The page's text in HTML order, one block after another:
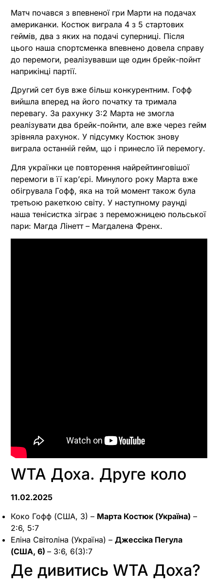
Матч почався з впевненої гри Марти на подачах
американки. Костюк виграла 4 з 5 стартових
геймів, два з яких на подачі суперниці. Після
цього наша спортсменка впевнено довела справу
до перемоги, реалізувавши ще один брейк-пойнт
наприкінці партії.
Другий сет був вже більш конкурентним. Гофф
вийшла вперед на його початку та тримала
перевагу. За рахунку 3:2 Марта не змогла
реалізувати два брейк-пойнти, але вже через гейм
зрівняла рахунок. У підсумку Костюк знову
виграла останній гейм, що і принесло їй перемогу.
Для українки це повторення найрейтинговішої
перемоги в її кар’єрі. Минулого року Марта вже
обігрувала Гофф, яка на той момент також була
третьою ракеткою світу. У наступному раунді
наша тенісистка зіграє з переможницею польської
пари: Магда Лінетт – Магдалена Френх.
WTA Доха. Друге коло
11.02.2025
Коко Гофф (США, 3) – Марта Костюк (Україна) –
2:6, 5:7
Еліна Світоліна (Україна) – Джессіка Пегула
(США, 6) – 3:6, 6(3):7
Де дивитись WTA Доха?